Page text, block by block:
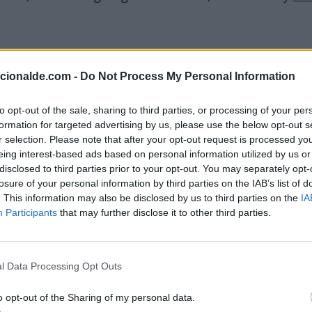
- Do Not Process My Personal Information
opt-out of the sale, sharing to third parties, or processing of your
for targeted advertising by us, please use the below opt-out
selection. Please note that after your opt-out request is processed
interest-based ads based on personal information utilized by us
to third parties prior to your opt-out. You may separately
of your personal information by third parties on the IAB’s list of
This information may also be disclosed by us to third parties on the
Participants that may further disclose it to other third parties.
Data Processing Opt Outs
opt-out of the Sharing of my personal data.
anuncian el descubrimiento de una gran cavidad en
para detectar espacios ocultos.
y afecta a los estados de Virginia, Maryland,
inundaciones y daños materiales. Calculándose